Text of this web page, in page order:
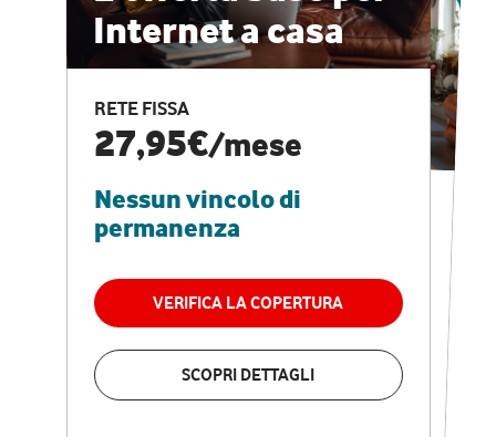
Internet a casa
RETE FISSA
27,95€/mese
Nessun vincolo di
permanenza
VERIFICA LA COPERTURA
SCOPRI DETTAGLI
CASA PRO
Internet veloce e
vantaggi speciali
RETE FISSA + VODAFONE CLUB
29,95€
permanenza
VERIFICA LA COPERTURA